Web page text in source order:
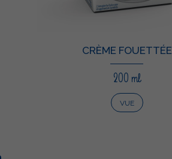
CRÈME FOUETTÉE
200 ml
VUE